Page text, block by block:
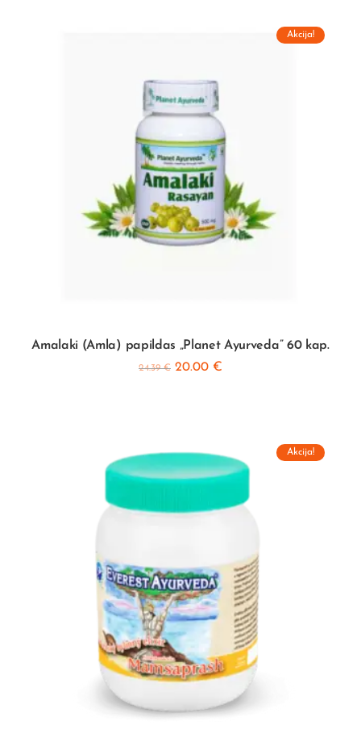
Akcija!
Amalaki (Amla) papildas „Planet Ayurveda” 60 kap.
24.39€ 20.00 €
Akcija!